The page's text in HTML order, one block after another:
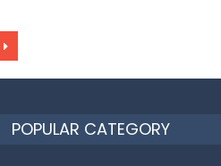
POPULAR CATEGORY